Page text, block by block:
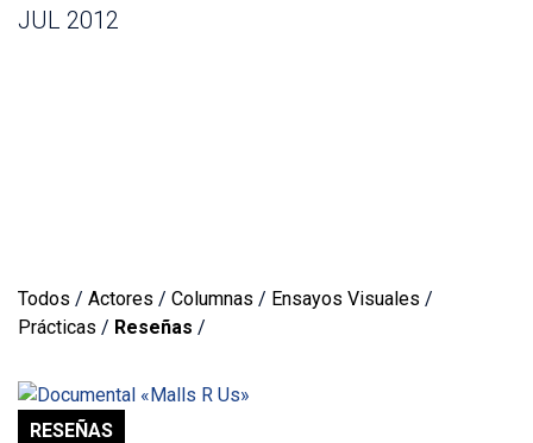
JUL 2012
Todos / Actores / Columnas / Ensayos Visuales /
Prácticas / Reseñas /
RESEÑAS